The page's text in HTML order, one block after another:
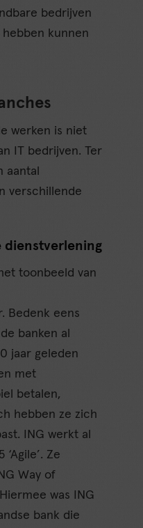
bedrijven
kunnen
werken is niet
IT bedrijven. Ter
aantal
verschillende
dienstverlening
toonbeeld van
Bedenk eens
banken al
jaar geleden
met
betalen,
hebben ze zich
ING werkt al
Ze
Way of
was ING
bank die